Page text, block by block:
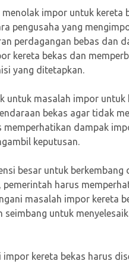
impor untuk
pengusaha yang
perdagangan bebas dan
kereta bekas dan
yang ditetapkan.
untuk masalah impor
bekas agar tidak
dampak
keputusan.
besar untuk berkembang
harus
masalah impor kereta
untuk
kereta bekas harus